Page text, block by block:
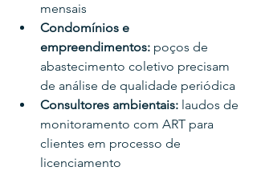
mensais
Condomínios e
empreendimentos: poços de
abastecimento coletivo precisam
de análise de qualidade periódica
Consultores ambientais: laudos de
monitoramento com ART para
clientes em processo de
licenciamento